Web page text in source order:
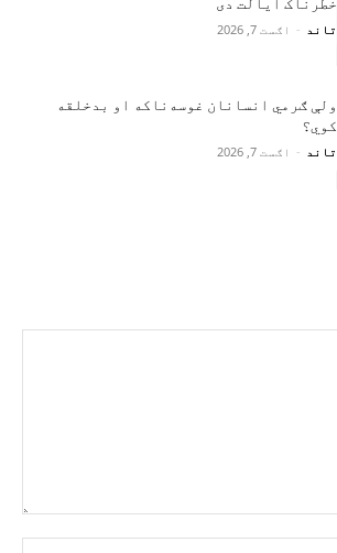
تاند - اګست 7, 2026
ولې ګرمي انسانان غوسه‌ناکه او بدخلقه
کوي؟
تاند - اګست 7, 2026